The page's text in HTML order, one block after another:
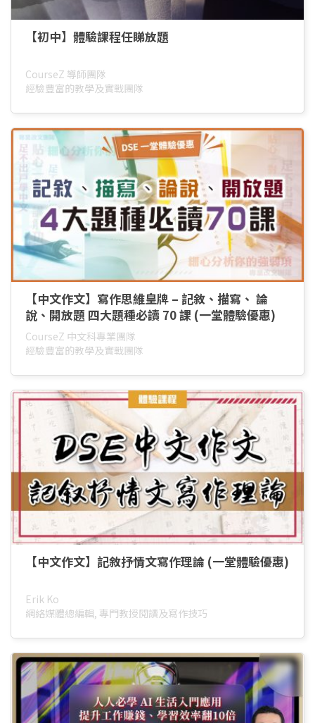
【初中】體驗課程任睇放題
CourseZ 導師團隊
經驗豐富的教學及實戰團隊
【中文作文】寫作思維皇牌 – 記敘、描寫、 論
說、開放題 四大題種必讀 70 課 (一堂體驗優惠)
CourseZ 中文科專業團隊
經驗豐富的教學及實戰團隊
【中文作文】記敘抒情文寫作理論 (一堂體驗優惠)
Erik Ko
網絡媒體總編輯, 專門教授閱讀及寫作技巧